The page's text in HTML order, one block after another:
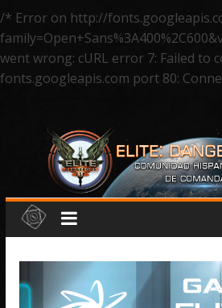
/* Error on http://
went wrong: cURL error 7: Failed to
fonts.googleapis.com port 80: